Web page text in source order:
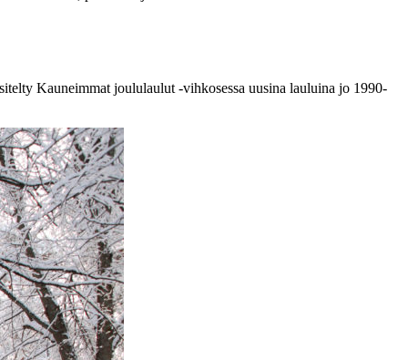
Kauneimmat joululaulut -vihkosessa uusina lauluina jo 1990-